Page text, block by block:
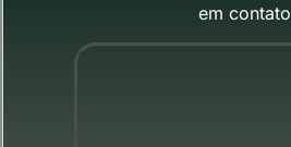
em contato
"